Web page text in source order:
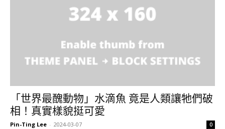
「世界最醜動物」水滴魚 竟是人類讓牠們破
相！真實樣貌挺可愛
Pin-Ting Lee - 2024-03-07 0